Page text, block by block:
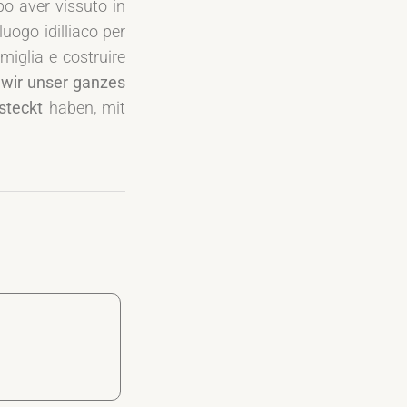
aver vissuto in
idilliaco per
e costruire
unser ganzes
haben, mit